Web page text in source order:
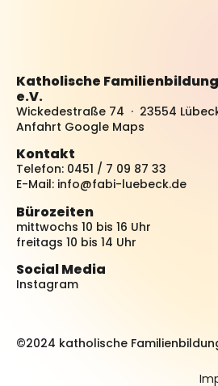
Katholische
e.V.
Wickedestraße 74 · 23554
Anfahrt Google Maps
Kontakt
Telefon: 0451 / 7 09 87 33
E-Mail: info@fabi-luebeck.de
Bürozeiten
mittwochs 10 bis 16 Uhr
freitags 10 bis 14 Uhr
Social Media
Instagram
©2024 katholische